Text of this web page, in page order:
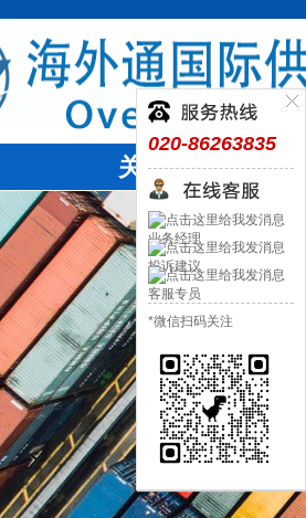
020-86263835
业务经理
投诉建议
客服专员
*微信扫码关注
关于我们